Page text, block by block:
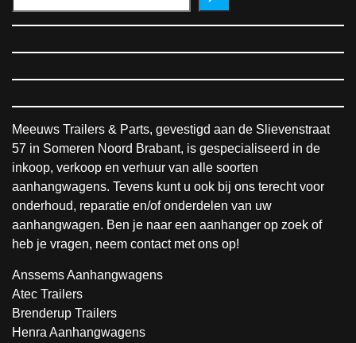
Meeuws Trailers & Parts, gevestigd aan de Slievenstraat
57 in Someren Noord Brabant, is gespecialiseerd in de
inkoop, verkoop en verhuur van alle soorten
aanhangwagens. Tevens kunt u ook bij ons terecht voor
onderhoud, reparatie en/of onderdelen van uw
aanhangwagen. Ben je naar een aanhanger op zoek of
heb je vragen, neem contact met ons op!
Anssems Aanhangwagens
Atec Trailers
Brenderup Trailers
Henra Aanhangwagens